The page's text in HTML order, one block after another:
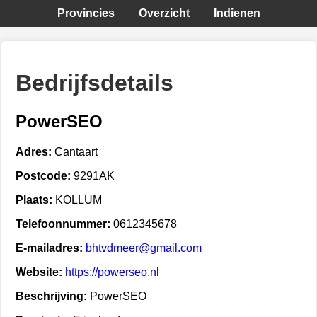
Provincies Overzicht Indienen
Bedrijfsdetails
PowerSEO
Adres: Cantaart
Postcode: 9291AK
Plaats: KOLLUM
Telefoonnummer: 0612345678
E-mailadres: bhtvdmeer@gmail.com
Website: https://powerseo.nl
Beschrijving: PowerSEO